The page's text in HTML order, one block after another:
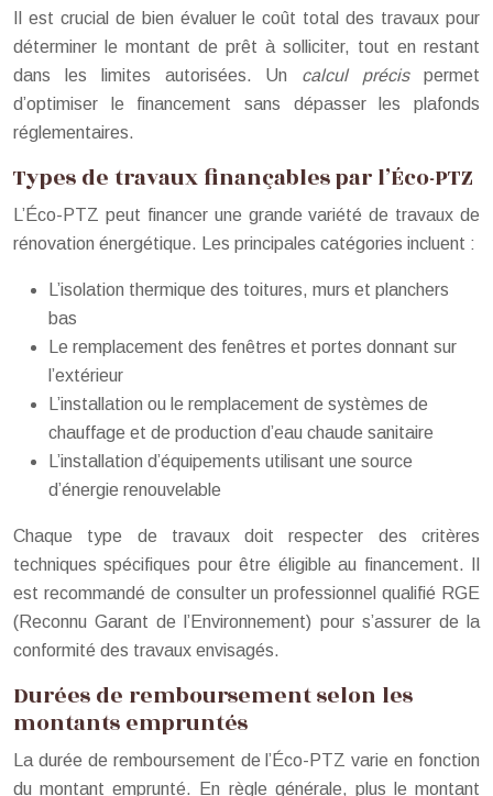
Il est crucial de bien évaluer le coût total des travaux pour
déterminer le montant de prêt à solliciter, tout en restant
dans les limites autorisées. Un calcul précispermet
d’optimiser le financement sans dépasser les plafonds
réglementaires.
Types de travaux finançables par l’Éco-PTZ
L’Éco-PTZ peut financer une grande variété de travaux de
rénovation énergétique. Les principales catégories incluent :
L’isolation thermique des toitures, murs et planchers
bas
Le remplacement des fenêtres et portes donnant sur
l’extérieur
L’installation ou le remplacement de systèmes de
chauffage et de production d’eau chaude sanitaire
L’installation d’équipements utilisant une source
d’énergie renouvelable
Chaque type de travaux doit respecter des critères
techniques spécifiques pour être éligible au financement. Il
est recommandé de consulter un professionnel qualifié RGE
(Reconnu Garant de l’Environnement) pour s’assurer de la
conformité des travaux envisagés.
Durées de remboursement selon les
montants empruntés
La durée de remboursement de l’Éco-PTZ varie en fonction
du montant emprunté. En règle générale, plus le montant